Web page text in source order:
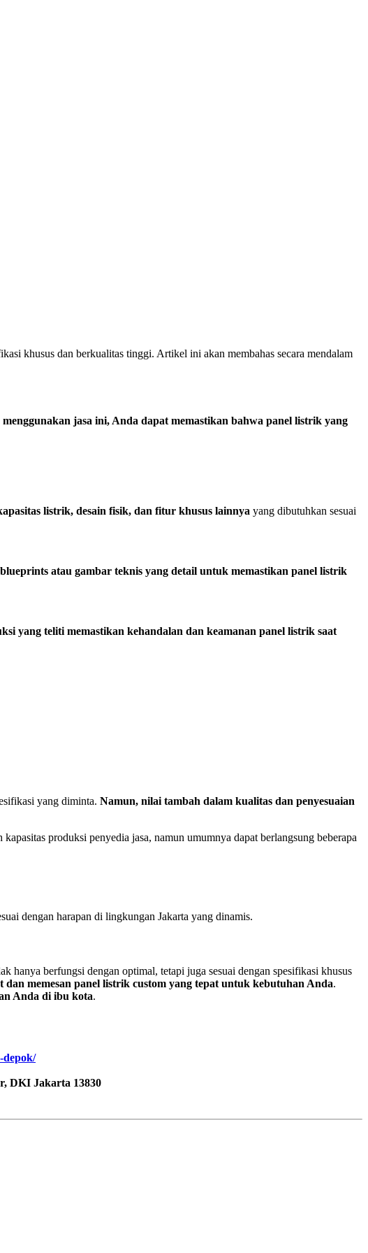
khusus dan berkualitas tinggi. Artikel ini akan membahas secara mendalam
menggunakan jasa ini, Anda dapat memastikan bahwa panel listrik yang
listrik, desain fisik, dan fitur khusus lainnya yang dibutuhkan sesuai
atau gambar teknis yang detail untuk memastikan panel listrik
yang teliti memastikan kehandalan dan keamanan panel listrik saat
yang diminta. Namun, nilai tambah dalam kualitas dan penyesuaian
produksi penyedia jasa, namun umumnya dapat berlangsung beberapa
dengan harapan di lingkungan Jakarta yang dinamis.
hanya berfungsi dengan optimal, tetapi juga sesuai dengan spesifikasi khusus
memesan panel listrik custom yang tepat untuk kebutuhan Anda.
Anda di ibu kota.
depok/
DKI Jakarta 13830